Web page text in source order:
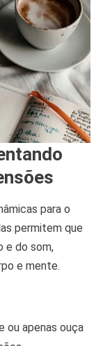
para o
permitem que
e do som,
e mente.
ou apenas ouça